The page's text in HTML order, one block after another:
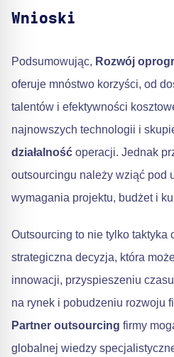
Wnioski
Podsumowując, Rozwój
oferuje mnóstwo korzyści, od
talentów i efektywności
najnowszych technologii i
działalność operacji. Jednak
outsourcingu należy wziąć pod
wymagania projektu, budżet i
Outsourcing to nie tylko taktyka
strategiczna decyzja, która
innowacji, przyspieszeniu
na rynek i pobudzeniu rozwoju
Partner outsourcing firmy
globalnej wiedzy